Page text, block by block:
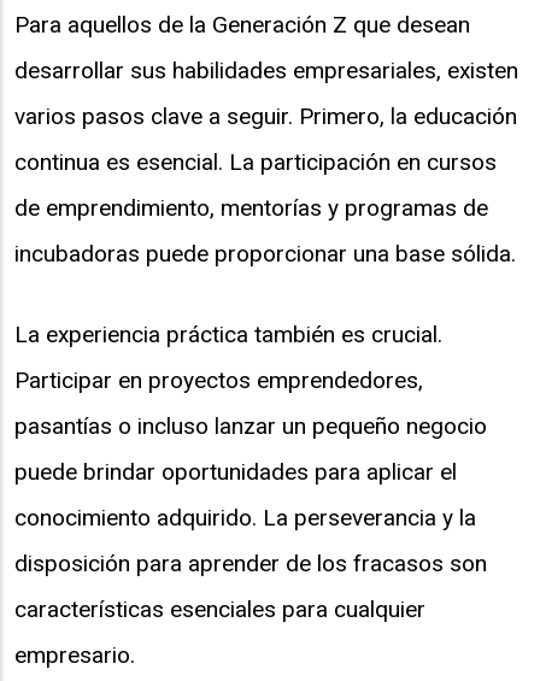
Para aquellos de la Generación Z que desean
desarrollar sus habilidades empresariales, existen
varios pasos clave a seguir. Primero, la educación
continua es esencial. La participación en cursos
de emprendimiento, mentorías y programas de
incubadoras puede proporcionar una base sólida.
La experiencia práctica también es crucial.
Participar en proyectos emprendedores,
pasantías o incluso lanzar un pequeño negocio
puede brindar oportunidades para aplicar el
conocimiento adquirido. La perseverancia y la
disposición para aprender de los fracasos son
características esenciales para cualquier
empresario.